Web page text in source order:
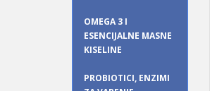
OMEGA 3 I
ESENCIJALNE MASNE
KISELINE
PROBIOTICI, ENZIMI